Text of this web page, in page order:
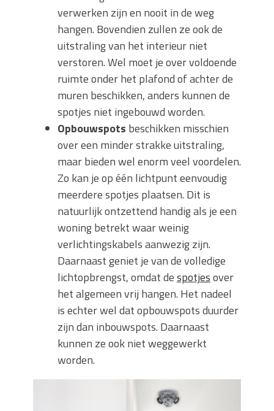
verwerken zijn en nooit in de weg
hangen. Bovendien zullen ze ook de
uitstraling van het interieur niet
verstoren. Wel moet je over voldoende
ruimte onder het plafond of achter de
muren beschikken, anders kunnen de
spotjes niet ingebouwd worden.
Opbouwspots beschikken misschien
over een minder strakke uitstraling,
maar bieden wel enorm veel voordelen.
Zo kan je op één lichtpunt eenvoudig
meerdere spotjes plaatsen. Dit is
natuurlijk ontzettend handig als je een
woning betrekt waar weinig
verlichtingskabels aanwezig zijn.
Daarnaast geniet je van de volledige
lichtopbrengst, omdat despotjesover
het algemeen vrij hangen. Het nadeel
is echter wel dat opbouwspots duurder
zijn dan inbouwspots. Daarnaast
kunnen ze ook niet weggewerkt
worden.